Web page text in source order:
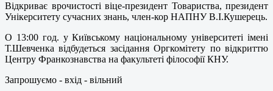
Відкриває врочистості віце-президент Товариства, президент
Унікерситету сучасних знань, член-кор НАПНУ В.І.Кушерець.
О 13:00 год. у Київському національному університеті імені
Т.Шевченка відбудеться засідання Оргкомітету по відкриттю
Центру Франкознавства на факультеті філософії КНУ.
Запрошуємо - вхід - вільний